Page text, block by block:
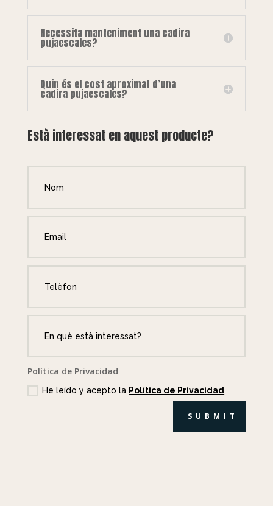
Necessita manteniment una cadira
pujaescales?
Quin és el cost aproximat d’una
cadira pujaescales?
Està interessat en aquest producte?
Política de Privacidad
He leído y acepto la Política de Privacidad
SUBMIT